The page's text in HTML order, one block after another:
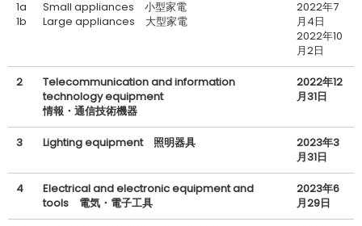
1a
1b
Small appliances 小型家電
Large appliances 大型家電
2022年7
月4日
2022年10
月2日
2
Telecommunication and information
technology equipment
情報・通信技術機器
2022年12
月31日
3 Lighting equipment 照明器具
2023年3
月31日
4
Electrical and electronic equipment and
tools 電気・電子工具
2023年6
月29日